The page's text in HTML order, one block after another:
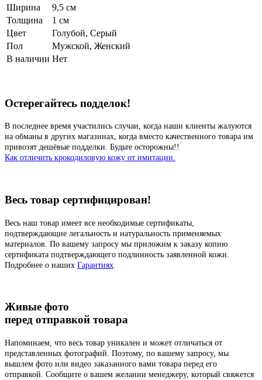
Ширина
9,5 см
Толщина
1 см
Цвет
Голубой, Серый
Пол
Мужской, Женский
В наличии Нет
Остерегайтесь подделок!
В последнее время участились случаи, когда наши клиенты жалуются
на обманы в других магазинах, когда вместо качественного товара им
привозят дешёвые подделки. Будьте осторожны!!
Как отличить крокодиловую кожу от имитации.
Весь товар сертифицирован!
Весь наш товар имеет все необходимые сертификаты,
подтверждающие легальность и натуральность применяемых
материалов. По вашему запросу мы приложим к заказу копию
сертификата подтверждающего подлинность заявленной кожи.
Подробнее о наших Гарантиях
Живые фото
перед отправкой товара
Напоминаем, что весь товар уникален и может отличаться от
представленных фотографий. Поэтому, по вашему запросу, мы
вышлем фото или видео заказанного вами товара перед его
отправкой. Сообщите о вашем желании менеджеру, который свяжется